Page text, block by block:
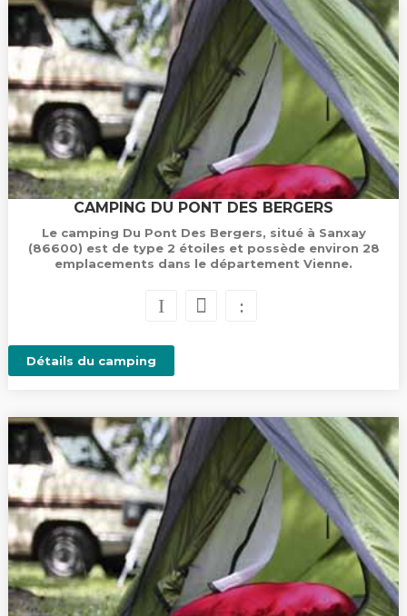
CAMPING DU PONT DES BERGERS
Le camping Du Pont Des Bergers, situé à Sanxay
(86600) est de type 2 étoiles et possède environ 28
emplacements dans le département Vienne.
Détails du camping